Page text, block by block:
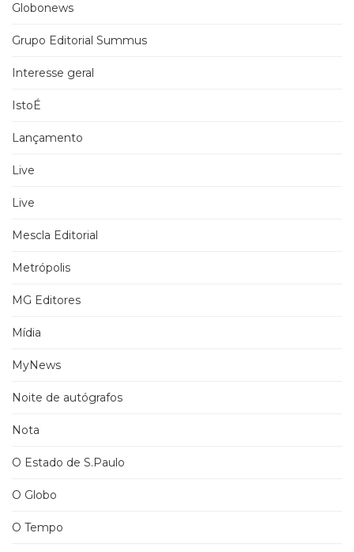
Globonews
Grupo Editorial Summus
Interesse geral
IstoÉ
Lançamento
Live
Live
Mescla Editorial
Metrópolis
MG Editores
Mídia
MyNews
Noite de autógrafos
Nota
O Estado de S.Paulo
O Globo
O Tempo